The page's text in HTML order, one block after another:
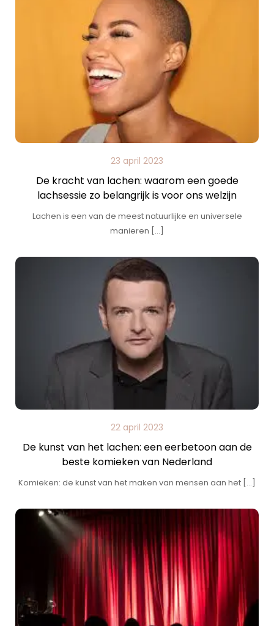
23 april 2023
De kracht van lachen: waarom een goede
lachsessie zo belangrijk is voor ons welzijn
Lachen is een van de meest natuurlijke en universele
manieren […]
22 april 2023
De kunst van het lachen: een eerbetoon aan de
beste komieken van Nederland
Komieken: de kunst van het maken van mensen aan het […]